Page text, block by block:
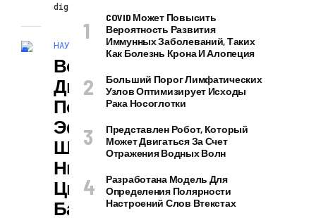
digiversion
НАУКА И ТЕХНОЛОГИИ
Воздушно-
Дышащий Катод
Повышает
Эффективность
Щелочных
Никель-
Цинковых
Батарей
COVID Может Повысить
Вероятность Развития
Иммунных Заболеваний, Таких
Как Болезнь Крона И Алопеция
Больший Порог Лимфатических
Узлов Оптимизирует Исходы
Рака Носоглотки
Представлен Робот, Который
Может Двигаться За Счет
Отражения Водных Волн
Разработана Модель Для
Определения Полярности
Настроений Слов Втекстах